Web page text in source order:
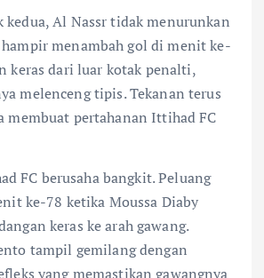
kedua, Al Nassr tidak menurunkan
menambah gol di menit ke-
keras dari luar kotak penalti,
melenceng tipis. Tekanan terus
membuat pertahanan Ittihad FC
FC berusaha bangkit. Peluang
ke-78 ketika Moussa Diaby
keras ke arah gawang.
tampil gemilang dengan
yang memastikan gawangnya